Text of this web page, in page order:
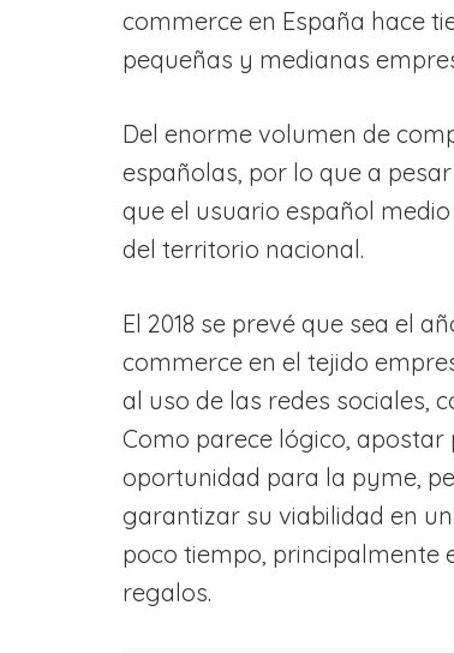
commerce en España hace
pequeñas y medianas
Del enorme volumen de
españolas, por lo que a
que el usuario español
del territorio nacional.
El 2018 se prevé que sea el
commerce en el tejido
al uso de las redes sociales,
Como parece lógico,
oportunidad para la pyme,
garantizar su viabilidad en
poco tiempo, principalmente
regalos.